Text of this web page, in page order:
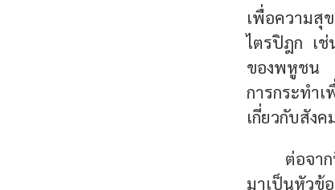
เพื่อความ
ไตรปิฎก เ
ของพหูชน
การกระทำ
เกี่ยวกับสัง
ต่อจา
มาเป็นหัวข้